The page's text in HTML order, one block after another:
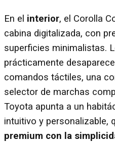
En el interior, el Corolla
cabina digitalizada, con
superficies minimalistas.
prácticamente
comandos táctiles, una
selector de marchas
Toyota apunta a un
intuitivo y personalizable,
premium con la